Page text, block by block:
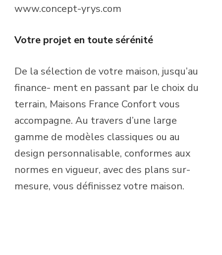
www.concept-yrys.com
Votre projet en toute sérénité
De la sélection de votre maison, jusqu’au
finance- ment en passant par le choix du
terrain, Maisons France Confort vous
accompagne. Au travers d’une large
gamme de modèles classiques ou au
design personnalisable, conformes aux
normes en vigueur, avec des plans sur-
mesure, vous définissez votre maison.